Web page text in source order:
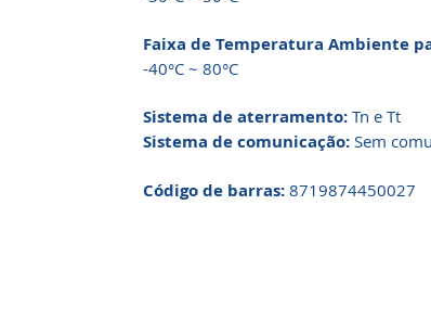
Faixa de Temperatura Ambiente
-40°C ~ 80°C
Sistema de aterramento: Tn e Tt
Sistema de comunicação: Sem
​​​​​​​Código de barras: 8719874450027